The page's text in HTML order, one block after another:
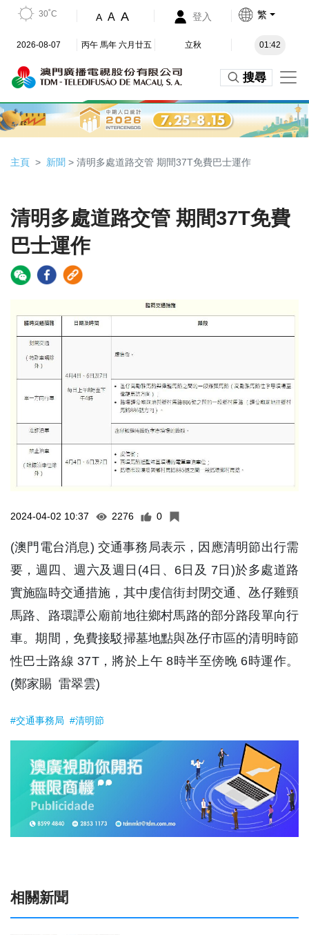
30˚C A A A 登入 繁
2026-08-07 丙午 馬年 六月廿五 立秋 01:42
搜尋
主頁 新聞 > 清明多處道路交管 期間37T免費巴士運作
清明多處道路交管 期間37T免費
巴士運作
2024-04-02 10:37 2276 0
(澳門電台消息) 交通事務局表示，因應清明節出行需
要，週四、週六及週日(4日、6日及 7日)於多處道路
實施臨時交通措施，其中虔信街封閉交通、氹仔雞頸
馬路、路環譚公廟前地往鄉村馬路的部分路段單向行
車。期間，免費接駁掃墓地點與氹仔市區的清明時節
性巴士路線 37T，將於上午 8時半至傍晚 6時運作。
(鄭家賜 雷翠雲)
#交通事務局 #清明節
相關新聞